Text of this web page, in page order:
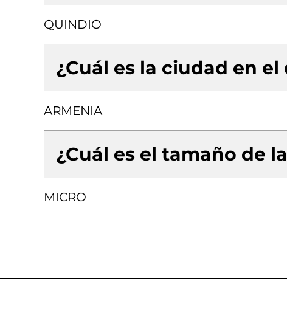
QUINDIO
¿Cuál es la ciudad en
ARMENIA
¿Cuál es el tamaño de
MICRO